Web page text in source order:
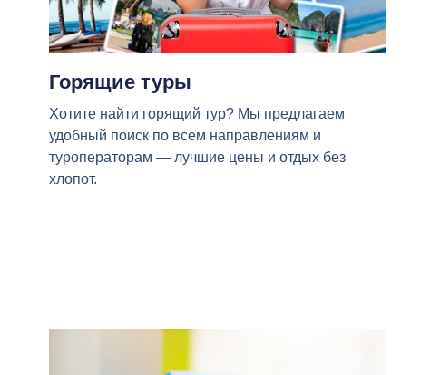
Горящие туры
Хотите найти горящий тур? Мы предлагаем
удобный поиск по всем направлениям и
туроператорам — лучшие цены и отдых без
хлопот.